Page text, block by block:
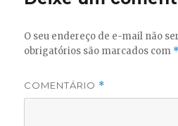
O seu endereço de e-mail não
obrigatórios são marcados com *
COMENTÁRIO *